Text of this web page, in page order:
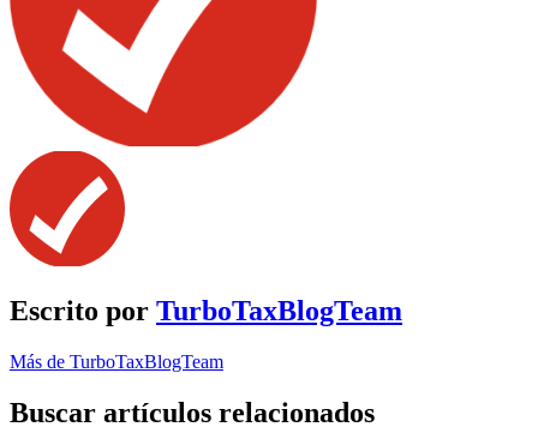
Escrito por TurboTaxBlogTeam
Más de TurboTaxBlogTeam
Buscar artículos relacionados